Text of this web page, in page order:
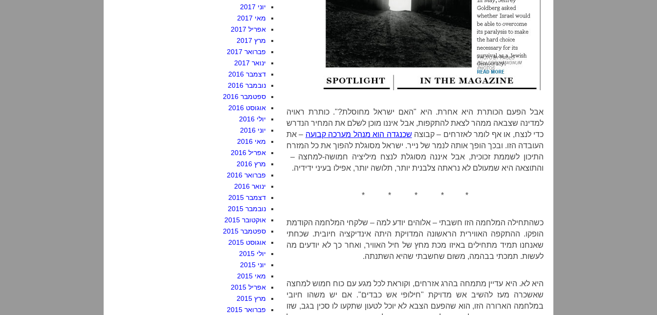
אבל הפעם הכותרת היא אחרת. היא "האם ישראל מחוסלת?". כותרת ראויה
למדינה שצבאה ממהר לצאת להתקפות, אבל איננו מוכן לשלם את המחיר הנדרש
כדי לנצח, או אף לומר לאזרחים – קבוצה שכנגדה הוא מנהל מערכה קבועה – את
העובדה הזו. ובכך הופך אותה לנמר של נייר. ישראל מסוגלת להפוך את כל המזרח
התיכון לשממת זכוכית, אבל איננה מסוגלת לנצח מיליציה חמושה-למחצה –
והתוצאה היא שמעולם לא נראתה צלבנית יותר, תלושה יותר, אפילו בעיני ידידיה.
* * * * *
כשהתחילה המלחמה הזו חשבתי – אלוהים יודע למה – שלקחי המלחמה הקודמת
הופקו. ההתקפה האווירית הראשונה המדויקת היתה אינדיקציה חיובית. שכחתי
שאנחנו תמיד מתחילים באיזו מכת מחץ של חיל האוויר, ואחר כך לא יודעים מה
לעשות. תמכתי בבהמה, משום שחשבתי שהיא השתנתה.
היא לא. היא עדיין מתמחה בהרג אזרחים, וקוראת לכל מגע עם כוח חמוש למחצה
שאשכרה מעז להשיב אש מדויקת "חילופי אש כבדים". אם יש משהו חיובי
במלחמה הארורה הזו, הוא שהפעם הצבא לא יוכל לטעון שתקעו לו סכין בגב, שזו
יוני 2017
מאי 2017
אפריל 2017
מרץ 2017
פברואר 2017
ינואר 2017
דצמבר 2016
נובמבר 2016
ספטמבר 2016
אוגוסט 2016
יולי 2016
יוני 2016
מאי 2016
אפריל 2016
מרץ 2016
פברואר 2016
ינואר 2016
דצמבר 2015
נובמבר 2015
אוקטובר 2015
ספטמבר 2015
אוגוסט 2015
יולי 2015
יוני 2015
מאי 2015
אפריל 2015
מרץ 2015
פברואר 2015